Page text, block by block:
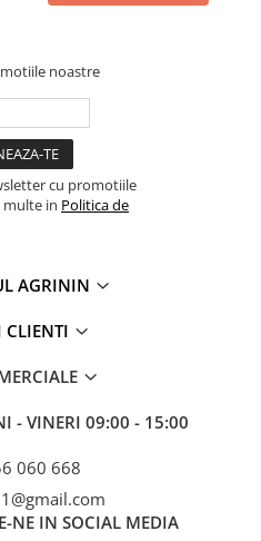
noastre
cu promotiile
multe in Politica de
AGRININ
CLIENTI
- VINERI 09:00 - 15:00
060 668
NE IN SOCIAL MEDIA